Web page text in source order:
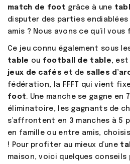
match de foot grâce à une
disputer des parties
amis ? Nous avons ce qu’il vous
Ce jeu connu également sous
table ou football de table, est
jeux de cafés et de salles
fédération, la FFFT qui vient
foot. Une manche se gagne en
éliminatoire, les gagnants de
s’affrontent en 3 manches à 5
en famille ou entre amis,
! Pour profiter au mieux d’une
maison, voici quelques conseils